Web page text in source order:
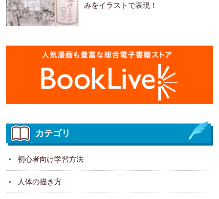
みをイラストで表現！
カテゴリ
初心者向け学習方法
人体の描き方